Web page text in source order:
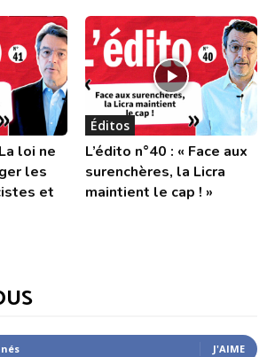
loi ne
les
et
Éditos
L’édito n°40 : « Face aux
surenchères, la Licra
maintient le cap ! »
J'AIME